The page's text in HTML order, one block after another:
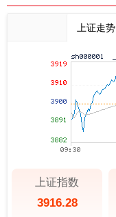
上证走势
上证指数
3916.28